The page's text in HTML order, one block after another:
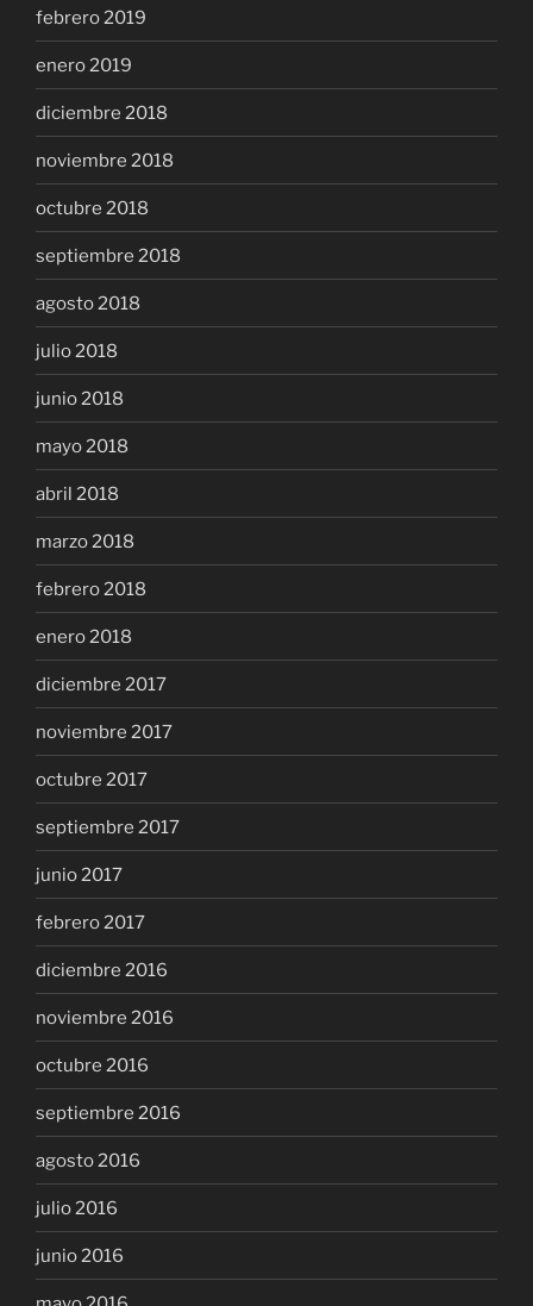
febrero 2019
enero 2019
diciembre 2018
noviembre 2018
octubre 2018
septiembre 2018
agosto 2018
julio 2018
junio 2018
mayo 2018
abril 2018
marzo 2018
febrero 2018
enero 2018
diciembre 2017
noviembre 2017
octubre 2017
septiembre 2017
junio 2017
febrero 2017
diciembre 2016
noviembre 2016
octubre 2016
septiembre 2016
agosto 2016
julio 2016
junio 2016